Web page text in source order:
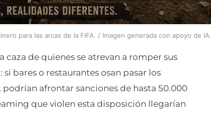
para las arcas de la FIFA. / Imagen generada con apoyo de IA.
caza de quienes se atrevan a romper sus
bares o restaurantes osan pasar los
afrontar sanciones de hasta 50.000
que violen esta disposición llegarían